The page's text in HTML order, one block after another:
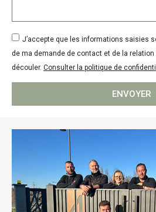
J’accepte que les informations saisies
de ma demande de contact et de la
découler. Consulter la politique de
ENVOYER